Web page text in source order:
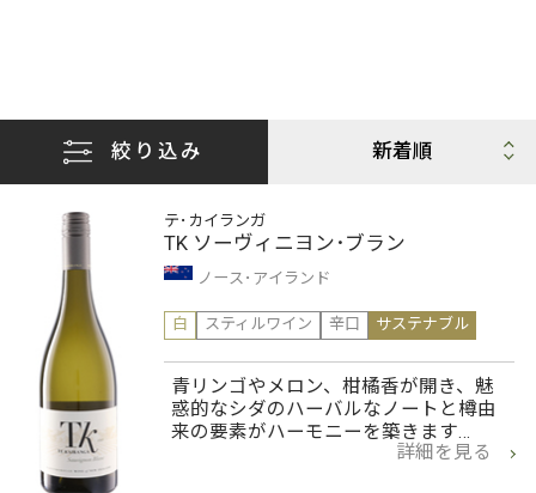
絞り込み
テ･カイランガ
TK ソーヴィニヨン･ブラン
ノース･アイランド
白
スティルワイン 辛口 サステナブル
青リンゴやメロン、柑橘香が開き、魅
惑的なシダのハーバルなノートと樽由
来の要素がハーモニーを築きます…
詳細を見る